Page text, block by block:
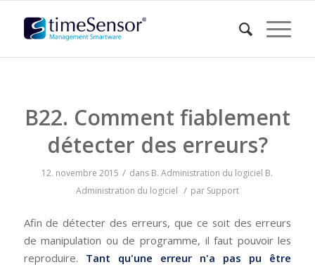
B22. Comment fiablement
détecter des erreurs?
12. novembre 2015 / dans B. Administration du logiciel B.
Administration du logiciel / par Support
Afin de détecter des erreurs, que ce soit des erreurs
de manipulation ou de programme, il faut pouvoir les
reproduire. Tant qu'une erreur n'a pas pu être